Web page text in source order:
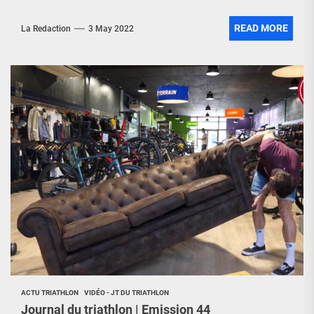
La Redaction 3 May 2022 READ MORE
ACTU TRIATHLON VIDÉO - JT DU TRIATHLON
Journal du triathlon | Emission 44